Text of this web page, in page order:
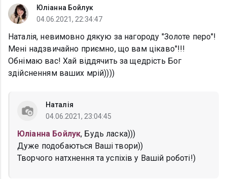
Юліанна Бойлук
04.06.2021, 22:34:47
Наталія, невимовно дякую за нагороду "Золоте перо"!
Мені надзвичайно приємно, що вам цікаво"!!!
Обнімаю вас! Хай віддячить за щедрість Бог
здійсненням ваших мрій))))
Наталія
04.06.2021, 23:04:45
Юліанна Бойлук, Будь ласка)))
Дуже подобаються Ваші твори))
Творчого натхнення та успіхів у Вашій роботі!)